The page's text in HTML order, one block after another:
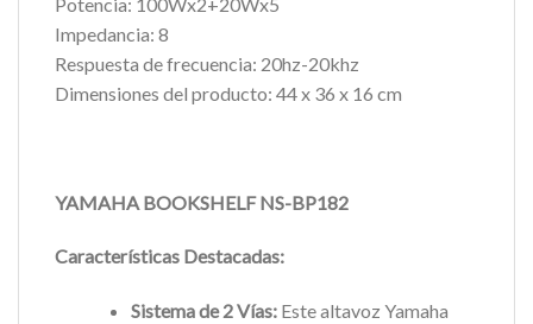
Impedancia: 8
Respuesta de frecuencia: 20hz-20khz
Dimensiones del producto: 44 x 36 x 16 cm
YAMAHA BOOKSHELF NS-BP182
Características Destacadas:
Sistema de 2 Vías: Este altavoz Yamaha